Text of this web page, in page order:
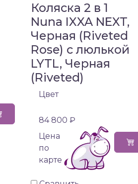
Коляска 2 в 1
Nuna IXXA NEXT,
Черная (Riveted
Rose) с люлькой
LYTL, Черная
(Riveted)
Цвет
84 800 ₽
Цена
по
карте